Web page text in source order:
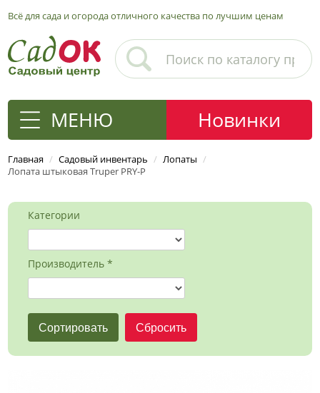
Всё для сада и огорода отличного качества по лучшим ценам
МЕНЮ Новинки
Главная / Садовый инвентарь / Лопаты /
Лопата штыковая Truper PRY-P
Категории
Производитель *